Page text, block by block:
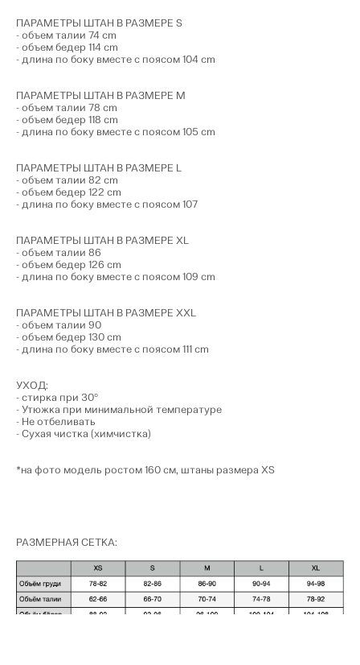
ПАРАМЕТРЫ ШТАН В РАЗМЕРЕ S
- объем талии 74 cm
- объем бедер 114 cm
- длина по боку вместе с поясом 104 cm
ПАРАМЕТРЫ ШТАН В РАЗМЕРЕ М
- объем талии 78 cm
- объем бедер 118 cm
- длина по боку вместе с поясом 105 cm
ПАРАМЕТРЫ ШТАН В РАЗМЕРЕ L
- объем талии 82 cm
- объем бедер 122 cm
- длина по боку вместе с поясом 107
ПАРАМЕТРЫ ШТАН В РАЗМЕРЕ XL
- объем талии 86
- объем бедер 126 cm
- длина по боку вместе с поясом 109 cm
ПАРАМЕТРЫ ШТАН В РАЗМЕРЕ XXL
- объем талии 90
- объем бедер 130 cm
- длина по боку вместе с поясом 111 cm
УХОД:
- стирка при 30°
- Утюжка при минимальной температуре
- Не отбеливать
- Сухая чистка (химчистка)
*на фото модель ростом 160 см, штаны размера XS
РАЗМЕРНАЯ СЕТКА: